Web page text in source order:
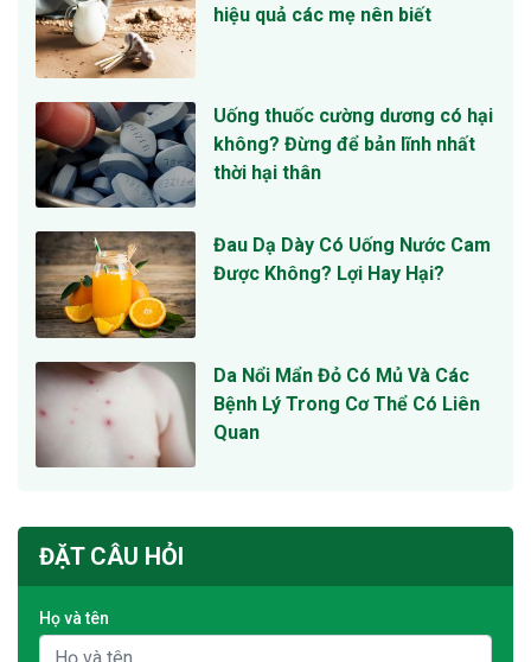
hiệu quả các mẹ nên biết
Uống thuốc cường dương có hại
không? Đừng để bản lĩnh nhất
thời hại thân
Đau Dạ Dày Có Uống Nước Cam
Được Không? Lợi Hay Hại?
Da Nổi Mẩn Đỏ Có Mủ Và Các
Bệnh Lý Trong Cơ Thể Có Liên
Quan
ĐẶT CÂU HỎI
Họ và tên